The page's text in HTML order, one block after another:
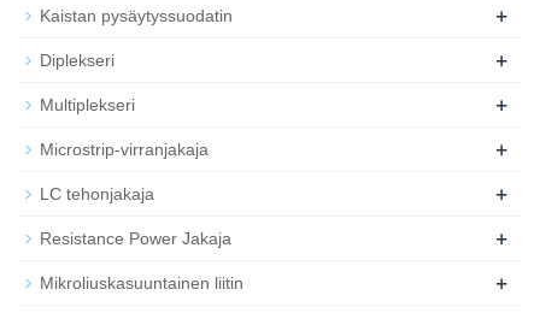
Kaistan pysäytyssuodatin +
Diplekseri +
Multiplekseri +
Microstrip-virranjakaja +
LC tehonjakaja +
Resistance Power Jakaja +
Mikroliuskasuuntainen liitin +